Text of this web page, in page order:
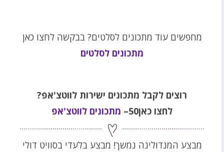
מחפשים עוד מתכונים לסלטים? בבקשה לחצו כאן
מתכונים לסלטים
רוצים לקבל מתכונים ישירות לווטצ'אפ?
לחצו כאן50–
מתכונים לווטצ'אפ
מבצע המנדולינה נמשך! מבצע בלעדי בסוויט דולי